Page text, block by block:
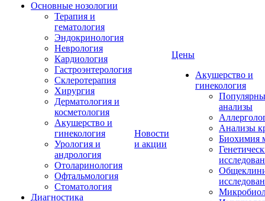
Основные нозологии
Терапия и
гематология
Эндокринология
Неврология
Кардиология
Гастроэнтерология
Склеротерапия
Хирургия
Дерматология и
косметология
Акушерство и
гинекология
Урология и
андрология
Отоларинология
Офтальмология
Стоматология
Диагностика
Новости
и акции
Цены
Акушерство и
гинекология
анализы
Анализы
Биохимия